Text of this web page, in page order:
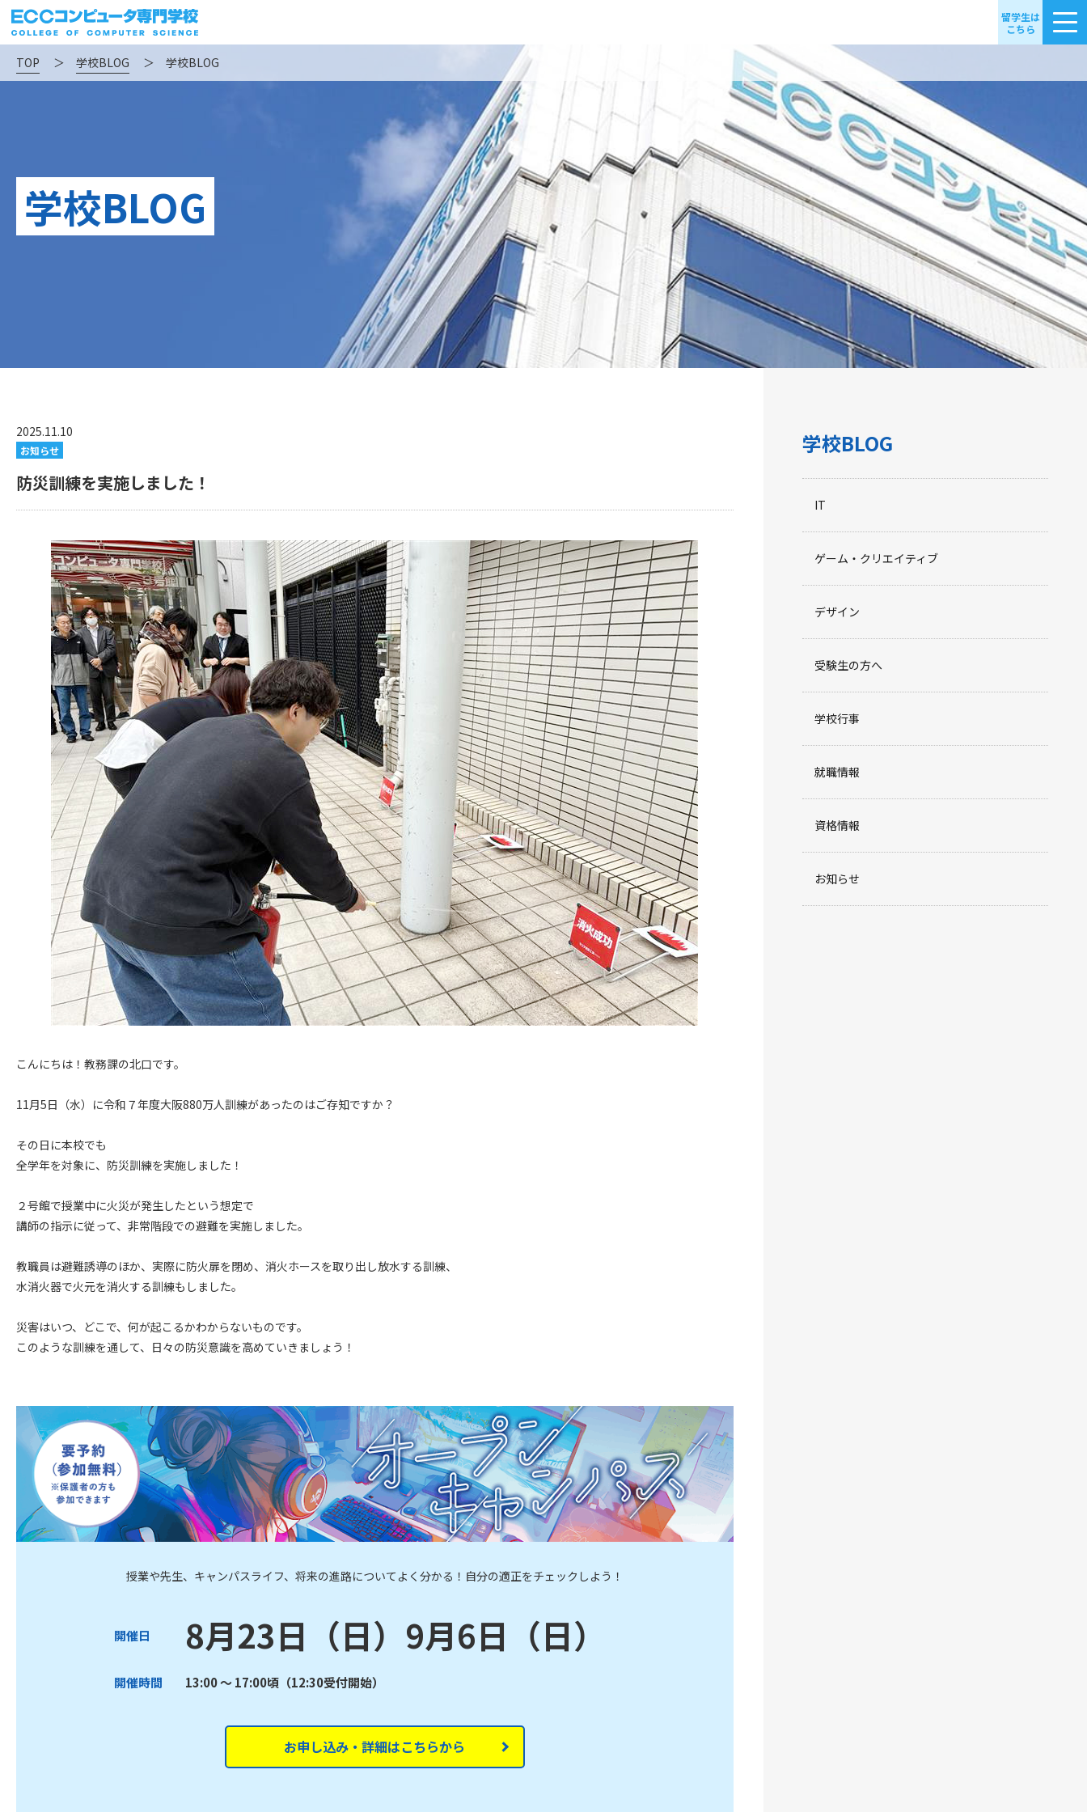
留学生は
こちら
TOP ＞ 学校BLOG ＞ 学校BLOG
学校BLOG
2025.11.10
お知らせ
防災訓練を実施しました！
こんにちは！教務課の北口です。
11月5日（水）に令和７年度大阪880万人訓練があったのはご存知ですか？
その日に本校でも
全学年を対象に、防災訓練を実施しました！
２号館で授業中に火災が発生したという想定で
講師の指示に従って、非常階段での避難を実施しました。
教職員は避難誘導のほか、実際に防火扉を閉め、消火ホースを取り出し放水する訓練、
水消火器で火元を消火する訓練もしました。
災害はいつ、どこで、何が起こるかわからないものです。
このような訓練を通して、日々の防災意識を高めていきましょう！
授業や先生、キャンパスライフ、将来の進路についてよく分かる！自分の適正をチェックしよう！
開催日 8月23日（日）9月6日（日）
開催時間 13:00 ～ 17:00頃（12:30受付開始）
お申し込み・詳細はこちらから
学校BLOG
IT
ゲーム・クリエイティブ
デザイン
受験生の方へ
学校行事
就職情報
資格情報
お知らせ